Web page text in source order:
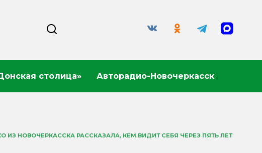
столица» Авторадио-Новочеркасск
ИЗ НОВОЧЕРКАССКА РАССКАЗАЛА, КЕМ ВИДИТ СЕБЯ ЧЕРЕЗ ПЯТЬ ЛЕТ